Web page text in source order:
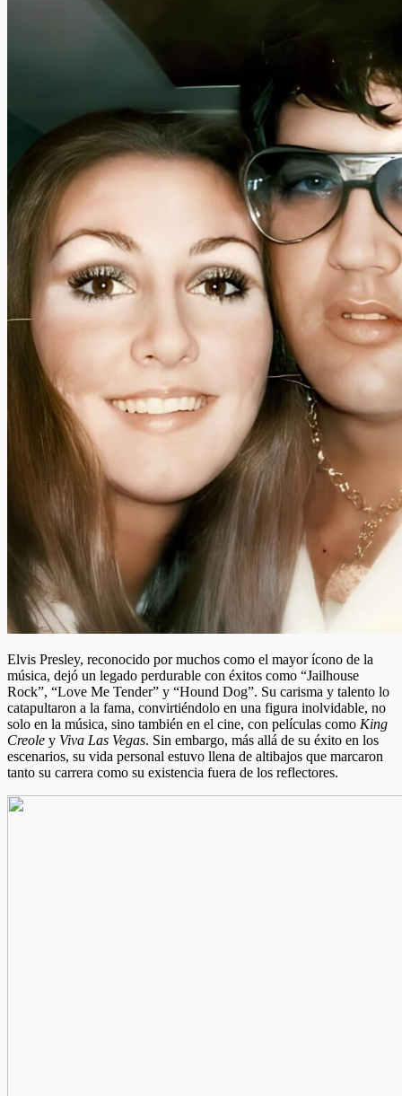
Elvis Presley, reconocido por muchos como el mayor ícono de la
música, dejó un legado perdurable con éxitos como “Jailhouse
Rock”, “Love Me Tender” y “Hound Dog”. Su carisma y talento lo
catapultaron a la fama, convirtiéndolo en una figura inolvidable, no
solo en la música, sino también en el cine, con películas como King
Creole y Viva Las Vegas. Sin embargo, más allá de su éxito en los
escenarios, su vida personal estuvo llena de altibajos que marcaron
tanto su carrera como su existencia fuera de los reflectores.